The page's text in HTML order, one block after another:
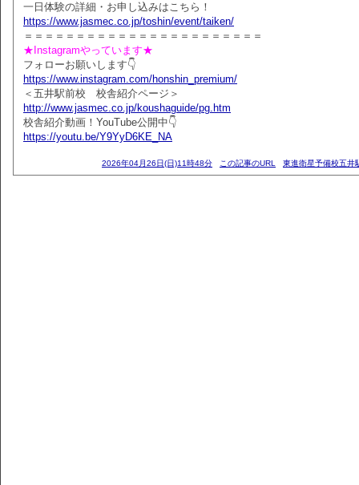
一日体験の詳細・お申し込みはこちら！
https://www.jasmec.co.jp/toshin/event/taiken/
＝＝＝＝＝＝＝＝＝＝＝＝＝＝＝＝＝＝＝＝＝＝＝
★Instagramやっています★
フォローお願いします👇
https://www.instagram.com/honshin_premium/
＜五井駅前校 校舎紹介ページ＞
http://www.jasmec.co.jp/koushaguide/pg.htm
校舎紹介動画！YouTube公開中👇
https://youtu.be/Y9YyD6KE_NA
2026年04月26日(日)11時48分 この記事のURL 東進衛星予備校五井